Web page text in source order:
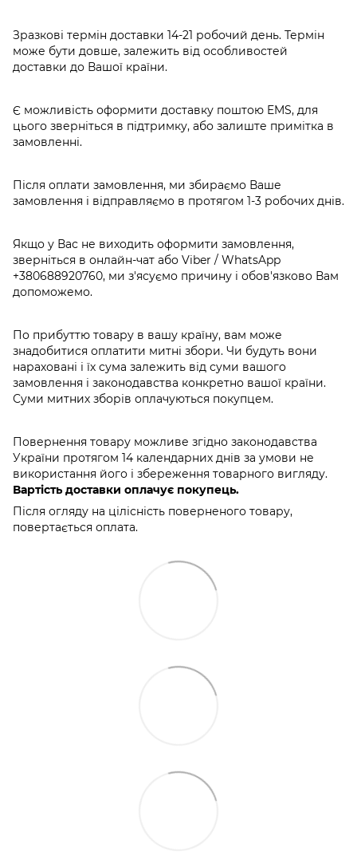
Зразкові термін доставки 14-21 робочий день. Термін
може бути довше, залежить від особливостей
доставки до Вашої країни.
Є можливість оформити доставку поштою EMS, для
цього зверніться в підтримку, або залиште примітка в
замовленні.
Після оплати замовлення, ми збираємо Ваше
замовлення і відправляємо в протягом 1-3 робочих днів.
Якщо у Вас не виходить оформити замовлення,
зверніться в онлайн-чат або Viber / WhatsApp
+380688920760, ми з'ясуємо причину і обов'язково Вам
допоможемо.
По прибуттю товару в вашу країну, вам може
знадобитися оплатити митні збори. Чи будуть вони
нараховані і їх сума залежить від суми вашого
замовлення і законодавства конкретно вашої країни.
Суми митних зборів оплачуються покупцем.
Повернення товару можливе згідно законодавства
України протягом 14 календарних днів за умови не
використання його і збереження товарного вигляду.
Вартість доставки оплачує покупець.
Після огляду на цілісність поверненого товару,
повертається оплата.